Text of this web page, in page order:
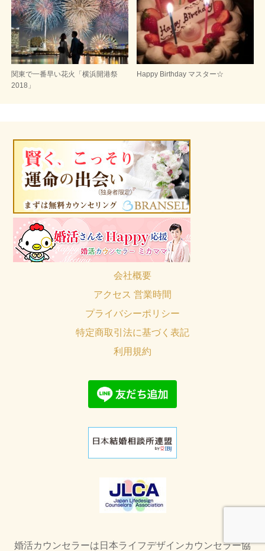
関東で一番早い花火「横浜開港祭
2018」
Happy Birthday マスター☆
会社概要
アクセス 営業時間
プライバシーポリシー
特定商取引法に基づく表記
利用規約
婚活カウンセラーは日本ライフデザインカウンセラー協